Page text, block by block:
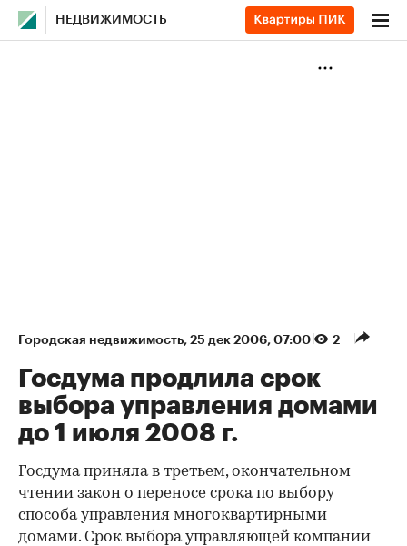
НЕДВИЖИМОСТЬ
Городская недвижимость⁠, 25 дек 2006, 07:00 2
Госдума продлила срок
выбора управления домами
до 1 июля 2008 г.
Госдума приняла в третьем, окончательном
чтении закон о переносе срока по выбору
способа управления многоквартирными
домами. Срок выбора управляющей компании